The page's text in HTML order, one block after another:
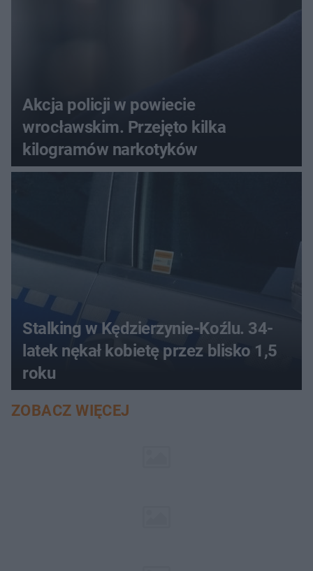
Akcja policji w powiecie
wrocławskim. Przejęto kilka
kilogramów narkotyków
Stalking w Kędzierzynie-Koźlu. 34-
latek nękał kobietę przez blisko 1,5
roku
ZOBACZ WIĘCEJ